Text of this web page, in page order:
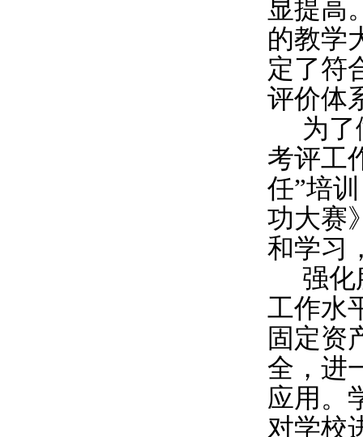
显提高
的教学
定了符
评价体
为
考评工
任”培
功大赛
和学习
强化
工作水
固定资
全，进
应用。
对学校